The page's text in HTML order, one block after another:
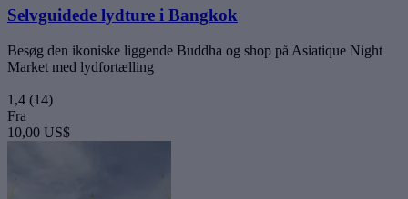
Selvguidede lydture i Bangkok
Besøg den ikoniske liggende Buddha og shop på Asiatique Night
Market med lydfortælling
1,4 (14)
Fra
10,00 US$